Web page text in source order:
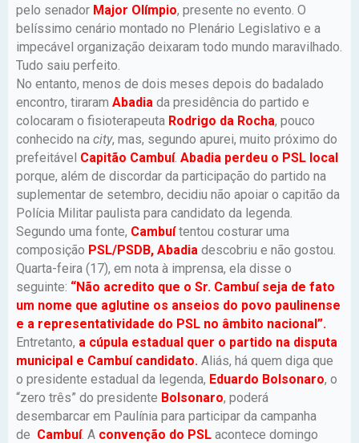
pelo senador Major Olímpio, presente no evento. O
belíssimo cenário montado no Plenário Legislativo e a
impecável organização deixaram todo mundo maravilhado.
Tudo saiu perfeito.
No entanto, menos de dois meses depois do badalado
encontro, tiraram Abadia da presidência do partido e
colocaram o fisioterapeuta Rodrigo da Rocha, pouco
conhecido na city, mas, segundo apurei, muito próximo do
prefeitável Capitão Cambuí. Abadia perdeu o PSL local
porque, além de discordar da participação do partido na
suplementar de setembro, decidiu não apoiar o capitão da
Polícia Militar paulista para candidato da legenda.
Segundo uma fonte, Cambuítentou costurar uma
composição PSL/PSDB, Abadia descobriu e não gostou.
Quarta-feira (17), em nota à imprensa, ela disse o
seguinte: “Não acredito que o Sr. Cambuí seja de fato
um nome que aglutine os anseios do povo paulinense
e a representatividade do PSL no âmbito nacional”.
Entretanto, a cúpula estadual quer o partido na disputa
municipal e Cambuí candidato. Aliás, há quem diga que
o presidente estadual da legenda, Eduardo Bolsonaro, o
“zero três” do presidente Bolsonaro, poderá
desembarcar em Paulínia para participar da campanha
de Cambuí. A convenção do PSL acontece domingo